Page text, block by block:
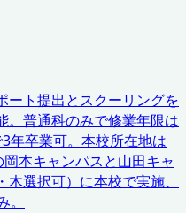
ート提出とスクーリングを
。普通科のみで修業年限は
年卒業可。本校所在地は
本キャンパスと山田キャ
選択可）に本校で実施、